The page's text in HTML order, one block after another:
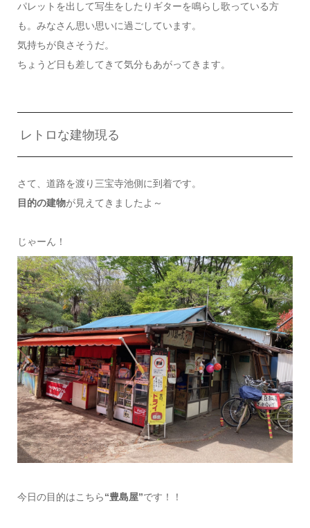
パレットを出して写生をしたりギターを鳴らし歌っている方
も。みなさん思い思いに過ごしています。
気持ちが良さそうだ。
ちょうど日も差してきて気分もあがってきます。
レトロな建物現る
さて、道路を渡り三宝寺池側に到着です。
目的の建物が見えてきましたよ～
じゃーん！
今日の目的はこちら“豊島屋”です！！